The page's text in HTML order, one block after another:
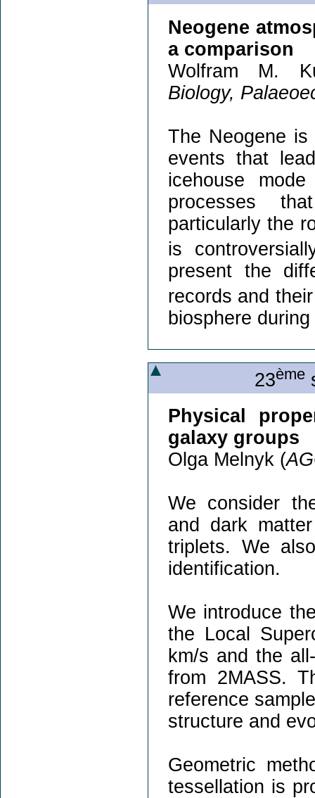
Neogene
a comparison
Wolfram M.
Biology,
The Neogene
events that
icehouse
processes
particularly the
is
present the
records and
biosphere
23ème
Physical
galaxy groups
Olga Melnyk (
We consider
and dark
triplets. We
identification.
We introduce
the Local
km/s and the
from 2MASS.
reference
structure and
Geometric
tessellation is